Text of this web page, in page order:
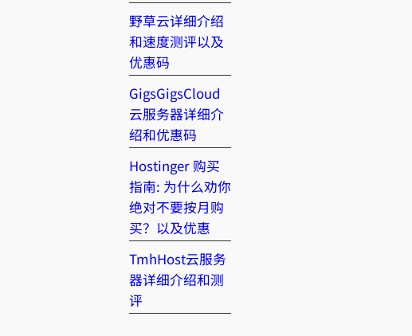
野草云详细介绍
和速度测评以及
优惠码
GigsGigsCloud
云服务器详细介
绍和优惠码
Hostinger 购买
指南: 为什么劝你
绝对不要按月购
买？以及优惠
TmhHost云服务
器详细介绍和测
评